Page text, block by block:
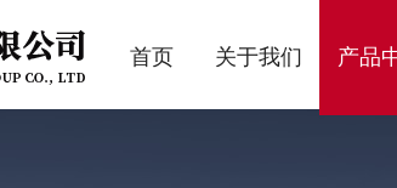
首页 关于我们 产品